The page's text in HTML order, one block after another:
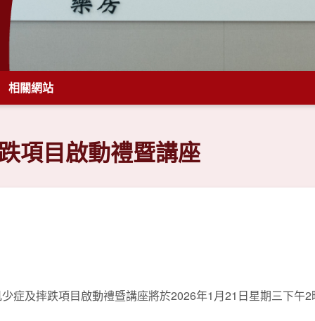
相關網站
項目啟動禮暨講座
症及摔跌項目啟動禮暨講座將於2026年1月21日星期三下午2